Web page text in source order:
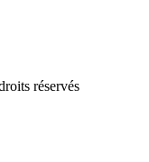
réservés